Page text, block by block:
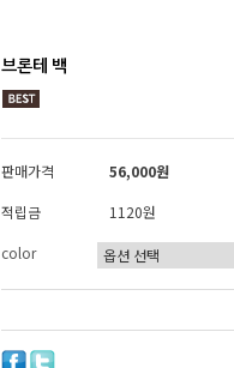
브론테 백
판매가격
56,000원
적립금
1120원
color